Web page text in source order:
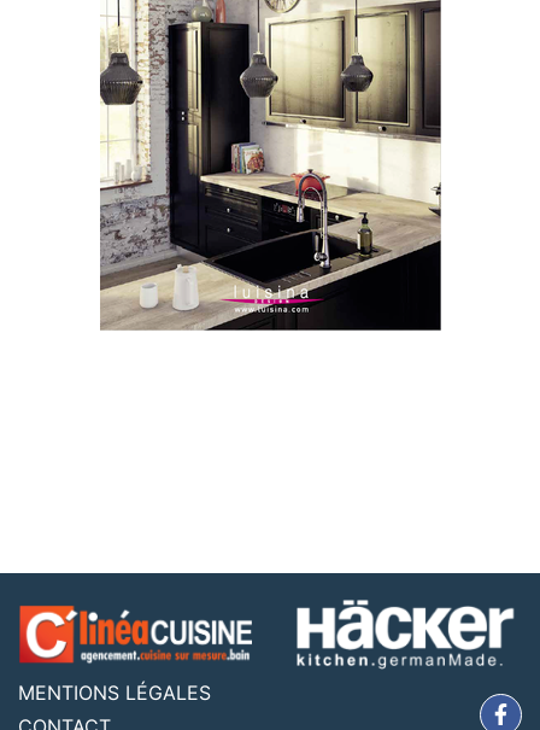
MENTIONS LÉGALES